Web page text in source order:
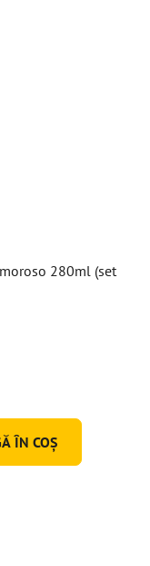
280ml (set
ÎN COŞ